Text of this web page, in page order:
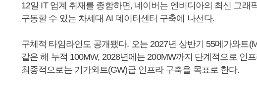
12일 IT 업계 취재를 종합하면, 네이버는 엔비디아의 최신 그래
구동할 수 있는 차세대 AI 데이터센터 구축에 나선다.
구체적 타임라인도 공개됐다. 오는 2027년 상반기 55메가와트
같은 해 누적 100MW, 2028년에는 200MW까지 단계적으로 인
최종적으로는 기가와트(GW)급 인프라 구축을 목표로 한다.